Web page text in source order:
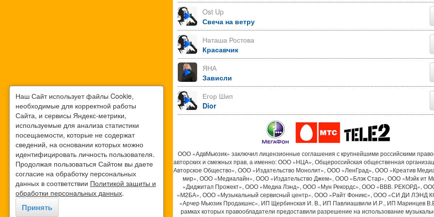
Ost Up
Свеча на ветру
Наташа Ростова
Красавчик
ЯНА
Зависли
Егор Шип
Dior
ООО «АдвМьюзик» заключил лицензионные соглашения с крупнейшими российскими
авторских и смежных прав, а именно: ООО «НЦА», Общероссийская общественная
Авторское Общество», ООО «Издательство Монолит», ООО «ЛенГрад», ООО «Креатив
мир», ООО «Медиалайн», ООО «Издательство Джем», ООО «Блэк Стар», ООО «Мэйк ит
«Диджитал Прожект», ООО «Медиа Лэнд», ООО «Мун Рекордс», ООО «ВВВ. РЕКОРД»,
«М2БА», ООО «Музыкальный сервисный центр», ООО «Райт Фоникс», ООО «СИ ДИ ЛЭНД
«Арчер Мьюзик Продакшнс», ИП Щербинская И. В., ИП Павлиашвили И.Р., ИП Маринцев
рамках которых правообладатели предоставили разрешение на использование
Наш Сайт использует файлы Cookie,
необходимые для корректной работы
Сайта, и сервисы Яндекс-метрики,
используемые для анализа статистики
посещаемости, которые не содержат
сведений, на основании которых можно
идентифицировать личность пользователя.
Продолжая пользоваться Сайтом вы даете
согласие на обработку персональных
данных в соответствии Политикой защиты и
обработки персональных данных.
Принять